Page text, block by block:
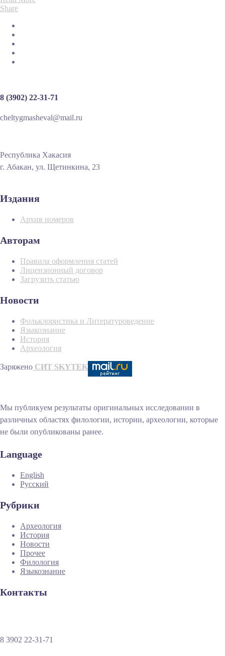
Share
8 (3902) 22-31-71
cheltygmasheval@mail.ru
Республика Хакасия
г. Абакан, ул. Щетинкина, 23
Издания
Архив номеров
Авторам
Правила оформления статей
Лицензионный договор
Загрузить статью
Новости
Фольклористика и Литературоведение
Языкознание
История
Археология
Заряжено СИТ SKYTEK
Мы публикуем результаты оригинальных исследовании в
различных областях филологии, истории, археологии, которые
не были опубликованы ранее.
Language
English
Русский
Рубрики
Археология
История
Новости
Прочее
Филология
Языкознание
Контакты
8 3902 22-31-71